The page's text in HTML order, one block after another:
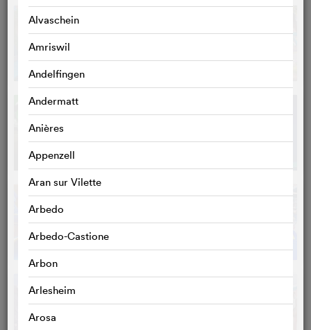
Alvaschein
Amriswil
Andelfingen
Andermatt
Anières
Appenzell
Aran sur Vilette
Arbedo
Arbedo-Castione
Arbon
Arlesheim
Arosa